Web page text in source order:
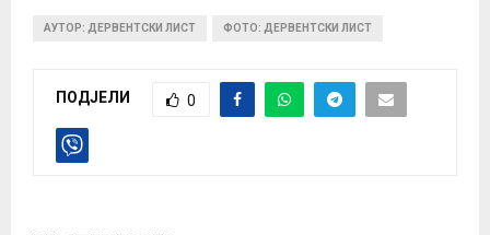
АУТОР: ДЕРВЕНТСКИ ЛИСТ ФОТО: ДЕРВЕНТСКИ ЛИСТ
ПОДЈЕЛИ 0